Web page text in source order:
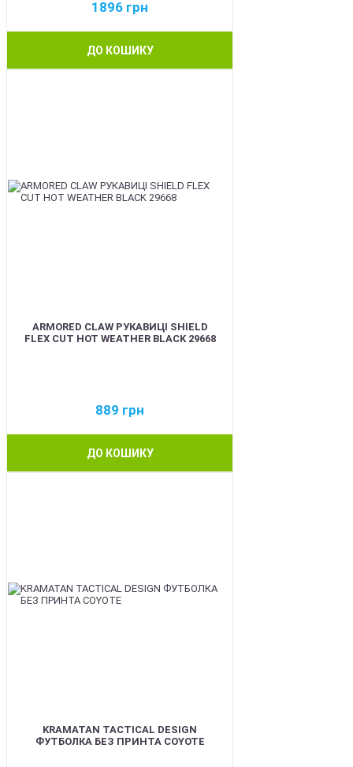
1896 грн
ДО КОШИКУ
ARMORED CLAW РУКАВИЦІ SHIELD
FLEX CUT HOT WEATHER BLACK 29668
889 грн
ДО КОШИКУ
KRAMATAN TACTICAL DESIGN
ФУТБОЛКА БЕЗ ПРИНТА COYOTE